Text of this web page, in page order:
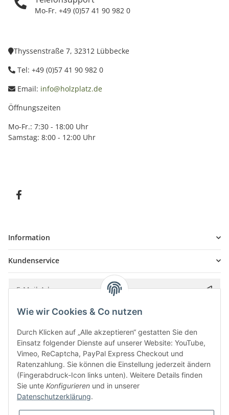
Mo-Fr. +49 (0)57 41 90 982 0
Thyssenstraße 7, 32312 Lübbecke
Tel: +49 (0)57 41 90 982 0
Email: info@holzplatz.de
Öffnungszeiten
Mo-Fr.: 7:30 - 18:00 Uhr
Samstag: 8:00 - 12:00 Uhr
Information
Kundenservice
Bitte senden Sie mir entsprechend IhrerDatenschutzerklärung
Wie wir Cookies & Co nutzen
Durch Klicken auf „Alle akzeptieren“ gestatten Sie den
Einsatz folgender Dienste auf unserer Website: YouTube,
Vimeo, ReCaptcha, PayPal Express Checkout und
Ratenzahlung. Sie können die Einstellung jederzeit ändern
(Fingerabdruck-Icon links unten). Weitere Details finden
Sie unte Konfigurieren und in unserer
Datenschutzerklärung.